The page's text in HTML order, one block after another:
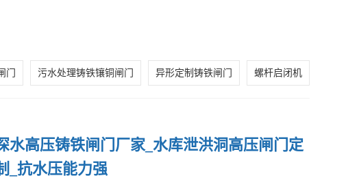
门 污水处理铸铁镶铜闸门 异形定制铸铁闸门 螺杆启闭机
水高压铸铁闸门厂家_水库泄洪洞高压闸门定
_抗水压能力强